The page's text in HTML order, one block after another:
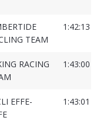
TEAM
1:42:13
RACING
1:43:00
EFFE-
1:43:01